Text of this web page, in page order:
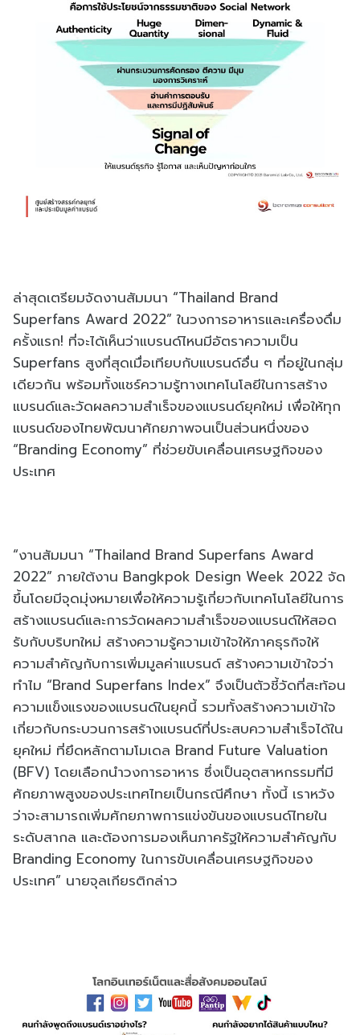
ล่าสุดเตรียมจัดงานสัมมนา “Thailand Brand
Superfans Award 2022” ในวงการอาหารและเครื่องดื่ม
ครั้งแรก! ที่จะได้เห็นว่าแบรนด์ไหนมีอัตราความเป็น
Superfans สูงที่สุดเมื่อเทียบกับแบรนด์อื่น ๆ ที่อยู่ในกลุ่ม
เดียวกัน พร้อมทั้งแชร์ความรู้ทางเทคโนโลยีในการสร้าง
แบรนด์และวัดผลความสำเร็จของแบรนด์ยุคใหม่ เพื่อให้ทุก
แบรนด์ของไทยพัฒนาศักยภาพจนเป็นส่วนหนึ่งของ
“Branding Economy” ที่ช่วยขับเคลื่อนเศรษฐกิจของ
ประเทศ
“งานสัมมนา “Thailand Brand Superfans Award
2022” ภายใต้งาน Bangkpok Design Week 2022 จัด
ขึ้นโดยมีจุดมุ่งหมายเพื่อให้ความรู้เกี่ยวกับเทคโนโลยีในการ
สร้างแบรนด์และการวัดผลความสำเร็จของแบรนด์ให้สอด
รับกับบริบทใหม่ สร้างความรู้ความเข้าใจให้ภาคธุรกิจให้
ความสําคัญกับการเพิ่มมูลค่าแบรนด์ สร้างความเข้าใจว่า
ทำไม “Brand Superfans Index” จึงเป็นตัวชี้วัดที่สะท้อน
ความแข็งแรงของแบรนด์ในยุคนี้ รวมทั้งสร้างความเข้าใจ
เกี่ยวกับกระบวนการสร้างแบรนด์ที่ประสบความสำเร็จได้ใน
ยุคใหม่ ที่ยึดหลักตามโมเดล Brand Future Valuation
(BFV) โดยเลือกนำวงการอาหาร ซึ่งเป็นอุตสาหกรรมที่มี
ศักยภาพสูงของประเทศไทยเป็นกรณีศึกษา ทั้งนี้ เราหวัง
ว่าจะสามารถเพิ่มศักยภาพการแข่งขันของแบรนด์ไทยใน
ระดับสากล และต้องการมองเห็นภาครัฐให้ความสําคัญกับ
Branding Economy ในการขับเคลื่อนเศรษฐกิจของ
ประเทศ” นายจุลเกียรติกล่าว